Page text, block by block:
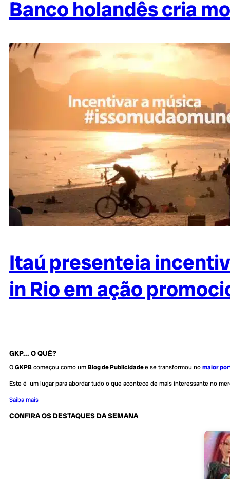
Banco holandês cria
Itaú presenteia
in Rio em ação
GKP... O QUÊ?
OGKPBcomeçou como umBlog de Publicidadee se transformou nomaior
Este é um lugar para abordar tudo o que acontece de mais interessante no
Saiba mais
CONFIRA OS DESTAQUES DA SEMANA